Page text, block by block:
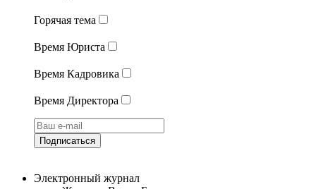
Горячая тема
Время Юриста
Время Кадровика
Время Директора
Подписаться
Электронный журнал